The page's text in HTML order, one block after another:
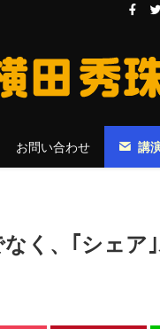
お問い合わせ 講
く、｢シェア